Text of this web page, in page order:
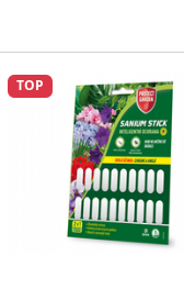
TOP